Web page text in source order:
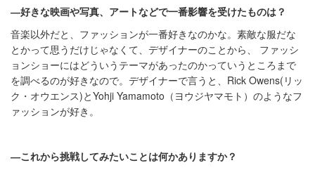
―好きな映画や写真、アートなどで一番影響を受けたものは？
音楽以外だと、ファッションが一番好きなのかな。素敵な服だな
とかって思うだけじゃなくて、デザイナーのことから、 ファッシ
ョンショーにはどういうテーマがあったのかっていうところまで
を調べるのが好きなので。デザイナーで言うと、Rick Owens(リッ
ク・オウエンス)とYohji Yamamoto（ヨウジヤマモト）のようなフ
ァッションが好き。
―これから挑戦してみたいことは何かありますか？